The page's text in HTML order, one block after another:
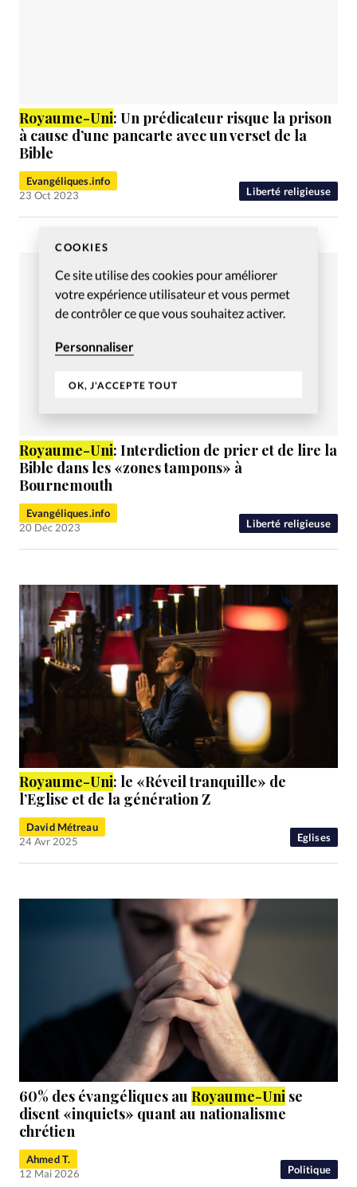
COOKIES
Ce site utilise des cookies pour améliorer
votre expérience utilisateur et vous permet
de contrôler ce que vous souhaitez activer.
Personnaliser
OK, J'ACCEPTE TOUT
Liberté religieuse
Royaume-Uni: Un prédicateur risque la prison
à cause d’une pancarte avec un verset de la
Bible
Evangéliques.info
23 Oct 2023
Liberté religieuse
Royaume-Uni: Interdiction de prier et de lire la
Bible dans les «zones tampons» à
Bournemouth
Evangéliques.info
20 Déc 2023
Eglises
Royaume-Uni: le «Réveil tranquille» de
l’Eglise et de la génération Z
David Métreau
24 Avr 2025
Politique
60% des évangéliques au Royaume-Uni se
disent «inquiets» quant au nationalisme
chrétien
Ahmed T.
12 Mai 2026